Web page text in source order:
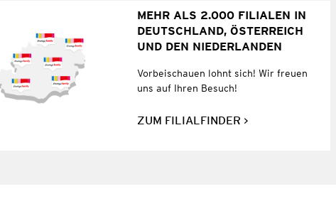
MEHR ALS 2.000 FILIALEN IN
DEUTSCHLAND, ÖSTERREICH
UND DEN NIEDERLANDEN
Vorbeischauen lohnt sich! Wir freuen
uns auf Ihren Besuch!
ZUM FILIALFINDER